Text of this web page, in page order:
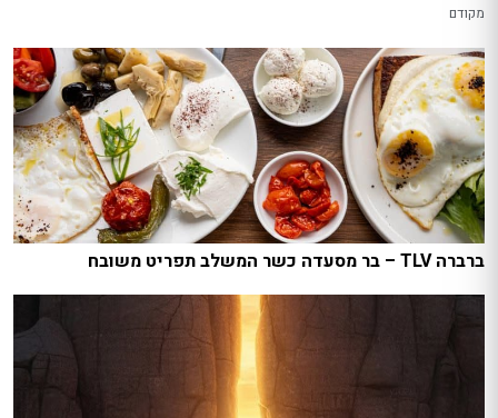
מקודם
ברברה TLV – בר מסעדה כשר המשלב תפריט משובח